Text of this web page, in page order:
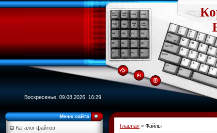
Воскресенье, 09.08.2026, 16:29
Меню сайта
Каталог файлов
Главная » Файлы